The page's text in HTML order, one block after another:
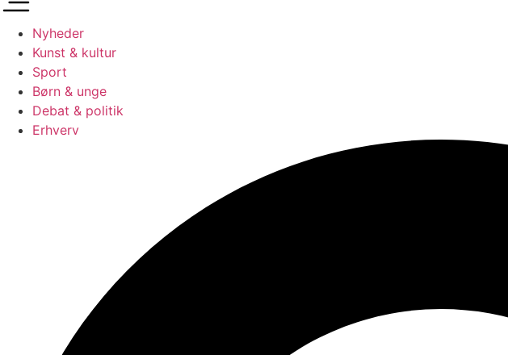
Nyheder
Kunst & kultur
Sport
Børn & unge
Debat & politik
Erhverv